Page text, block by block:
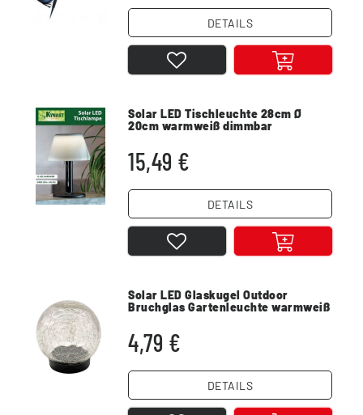
DETAILS
Solar LED Tischleuchte 28cm Ø
20cm warmweiß dimmbar
15,49 €
DETAILS
Solar LED Glaskugel Outdoor
Bruchglas Gartenleuchte warmweiß
4,79 €
DETAILS